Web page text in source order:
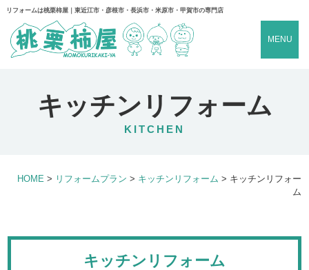
リフォームは桃栗柿屋｜東近江市・彦根市・長浜市・米原市・甲賀市の専門店
MENU
キッチンリフォーム
KITCHEN
HOME > リフォームプラン > キッチンリフォーム > キッチンリフォー
ム
キッチンリフォーム